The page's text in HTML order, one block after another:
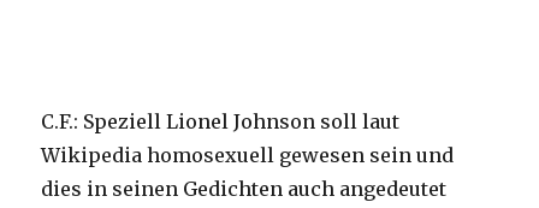
C.F.: Speziell Lionel Johnson soll laut
Wikipedia homosexuell gewesen sein und
dies in seinen Gedichten auch angedeutet